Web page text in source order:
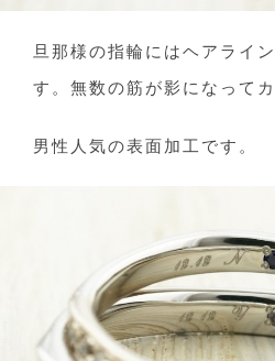
旦那様の指輪にはヘアライ
す。無数の筋が影になって
男性人気の表面加工です。